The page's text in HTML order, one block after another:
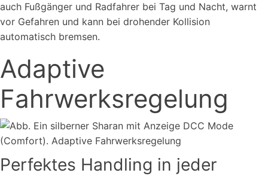
auch Fußgänger und Radfahrer bei Tag und Nacht, warnt
vor Gefahren und kann bei drohender Kollision
automatisch bremsen.
Adaptive
Fahrwerksregelung
Perfektes Handling in jeder